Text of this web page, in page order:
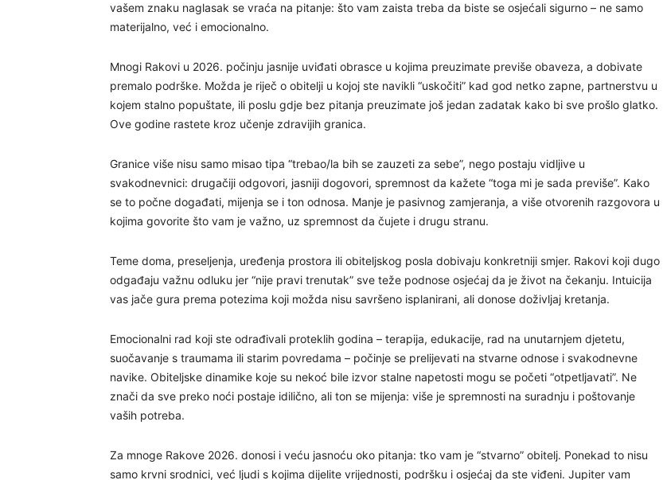
vašem znaku naglasak se vraća na pitanje: što vam zaista treba da biste se osjećali sigurno – ne samo
materijalno, već i emocionalno.
Mnogi Rakovi u 2026. počinju jasnije uviđati obrasce u kojima preuzimate previše obaveza, a dobivate
premalo podrške. Možda je riječ o obitelji u kojoj ste navikli “uskočiti” kad god netko zapne, partnerstvu u
kojem stalno popuštate, ili poslu gdje bez pitanja preuzimate još jedan zadatak kako bi sve prošlo glatko.
Ove godine rastete kroz učenje zdravijih granica.
Granice više nisu samo misao tipa “trebao/la bih se zauzeti za sebe”, nego postaju vidljive u
svakodnevnici: drugačiji odgovori, jasniji dogovori, spremnost da kažete “toga mi je sada previše”. Kako
se to počne događati, mijenja se i ton odnosa. Manje je pasivnog zamjeranja, a više otvorenih razgovora u
kojima govorite što vam je važno, uz spremnost da čujete i drugu stranu.
Teme doma, preseljenja, uređenja prostora ili obiteljskog posla dobivaju konkretniji smjer. Rakovi koji dugo
odgađaju važnu odluku jer “nije pravi trenutak” sve teže podnose osjećaj da je život na čekanju. Intuicija
vas jače gura prema potezima koji možda nisu savršeno isplanirani, ali donose doživljaj kretanja.
Emocionalni rad koji ste odrađivali proteklih godina – terapija, edukacije, rad na unutarnjem djetetu,
suočavanje s traumama ili starim povredama – počinje se prelijevati na stvarne odnose i svakodnevne
navike. Obiteljske dinamike koje su nekoć bile izvor stalne napetosti mogu se početi “otpetljavati”. Ne
znači da sve preko noći postaje idilično, ali ton se mijenja: više je spremnosti na suradnju i poštovanje
vaših potreba.
Za mnoge Rakove 2026. donosi i veću jasnoću oko pitanja: tko vam je “stvarno” obitelj. Ponekad to nisu
samo krvni srodnici, već ljudi s kojima dijelite vrijednosti, podršku i osjećaj da ste viđeni. Jupiter vam